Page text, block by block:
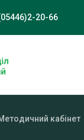
20-66
кабінет